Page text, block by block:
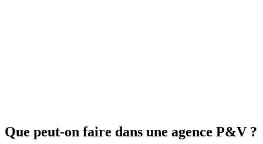
Que peut-on faire dans une agence P&V ?